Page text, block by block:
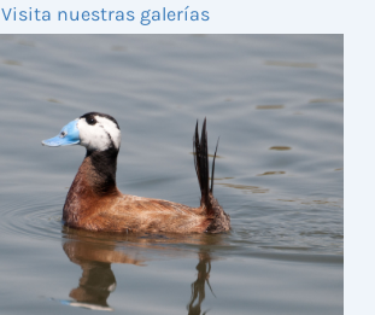
Visita nuestras galerías